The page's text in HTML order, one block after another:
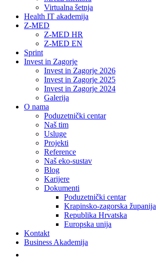
Virtualna šetnja
Health IT akademija
Z-MED
Z-MED HR
Z-MED EN
Sprint
Invest in Zagorje
Invest in Zagorje 2026
Invest in Zagorje 2025
Invest in Zagorje 2024
Galerija
O nama
Poduzetnički centar
Naš tim
Usluge
Projekti
Reference
Naš eko-sustav
Blog
Karijere
Dokumenti
Poduzetnički centar
Krapinsko-zagorska županija
Republika Hrvatska
Europska unija
Kontakt
Business Akademija